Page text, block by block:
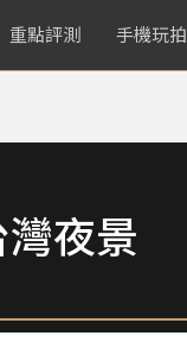
重點評測 手機玩拍
夜景